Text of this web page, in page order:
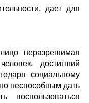
дает для
неразрешимая
достигший
социальному
неспособным дать
воспользоваться